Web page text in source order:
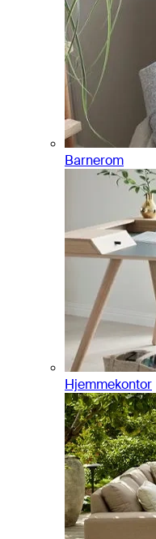
Barnerom
Hjemmekontor